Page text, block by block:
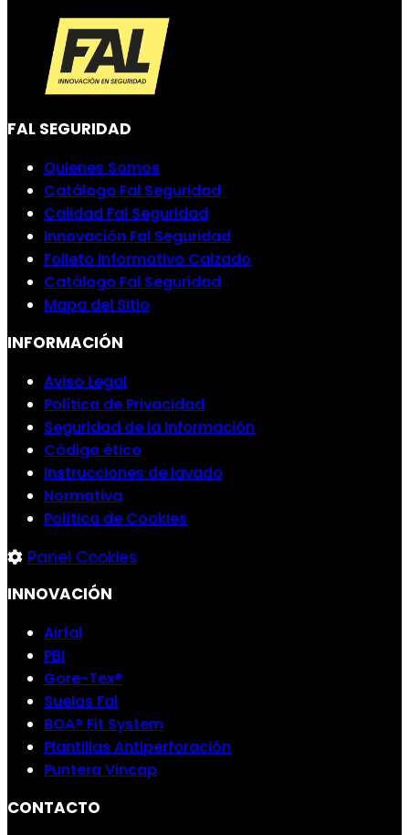
FAL SEGURIDAD
Quienes Somos
Catálogo Fal Seguridad
Calidad Fal Seguridad
Innovación Fal Seguridad
Folleto informativo Calzado
Catálogo Fal Seguridad
Mapa del Sitio
INFORMACIÓN
Aviso Legal
Política de Privacidad
Seguridad de la Información
Código ético
Instrucciones de lavado
Normativa
Política de Cookies
Panel Cookies
INNOVACIÓN
Airfal
PBI
Gore-Tex®
Suelas Fal
BOA® Fit System
Plantillas Antiperforación
Puntera Vincap
CONTACTO